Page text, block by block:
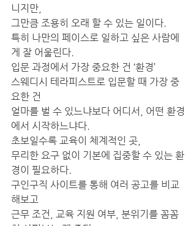
니지만,
그만큼 조용히 오래 할 수 있는 일이다.
특히 나만의 페이스로 일하고 싶은 사람에
게 잘 어울린다.
입문 과정에서 가장 중요한 건 ‘환경’
스웨디시 테라피스트로 입문할 때 가장 중
요한 건
얼마를 벌 수 있느냐보다 어디서, 어떤 환경
에서 시작하느냐다.
초보일수록 교육이 체계적인 곳,
무리한 요구 없이 기본에 집중할 수 있는 환
경이 필요하다.
구인구직 사이트를 통해 여러 공고를 비교
해보고
근무 조건, 교육 지원 여부, 분위기를 꼼꼼